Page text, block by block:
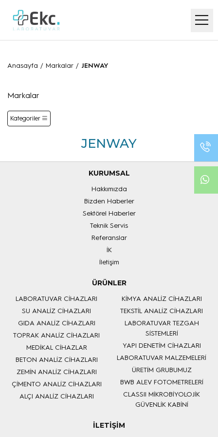
Anasayfa / Markalar / JENWAY
Markalar
Kategoriler
JENWAY
KURUMSAL
Hakkımızda
Bizden Haberler
Sektörel Haberler
Teknik Servis
Referanslar
İK
İletişim
ÜRÜNLER
LABORATUVAR CİHAZLARI
SU ANALİZ CİHAZLARI
GIDA ANALİZ CİHAZLARI
TOPRAK ANALİZ CİHAZLARI
MEDİKAL CİHAZLAR
BETON ANALİZ CİHAZLARI
ZEMİN ANALİZ CİHAZLARI
ÇİMENTO ANALİZ CİHAZLARI
ALÇI ANALİZ CİHAZLARI
KİMYA ANALİZ CİHAZLARI
TEKSTİL ANALİZ CİHAZLARI
LABORATUVAR TEZGAH
SİSTEMLERİ
YAPI DENETİM CİHAZLARI
LABORATUVAR MALZEMELERİ
ÜRETİM GRUBUMUZ
BWB ALEV FOTOMETRELERİ
CLASSII MİKROBİYOLOJİK
GÜVENLİK KABİNİ
İLETİŞİM